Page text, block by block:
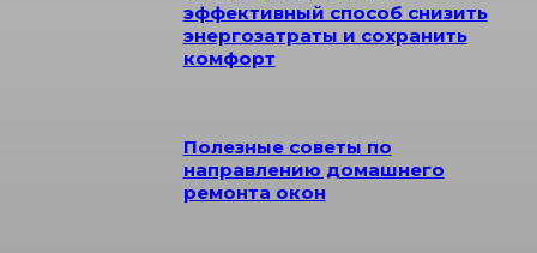
эффективный способ снизить
энергозатраты и сохранить
комфорт
Полезные советы по
направлению домашнего
ремонта окон